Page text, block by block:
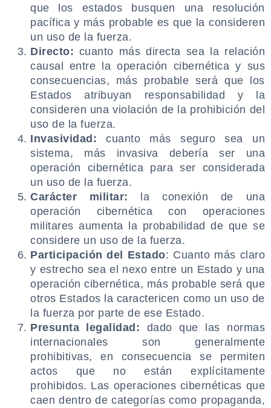
que los estados busquen una resolución
pacífica y más probable es que la consideren
un uso de la fuerza.
Directo: cuanto más directa sea la relación
causal entre la operación cibernética y sus
consecuencias, más probable será que los
Estados atribuyan responsabilidad y la
consideren una violación de la prohibición del
uso de la fuerza.
Invasividad: cuanto más seguro sea un
sistema, más invasiva debería ser una
operación cibernética para ser considerada
un uso de la fuerza.
Carácter militar: la conexión de una
operación cibernética con operaciones
militares aumenta la probabilidad de que se
considere un uso de la fuerza.
Participación del Estado: Cuanto más claro
y estrecho sea el nexo entre un Estado y una
operación cibernética, más probable será que
otros Estados la caractericen como un uso de
la fuerza por parte de ese Estado.
Presunta legalidad: dado que las normas
internacionales son generalmente
prohibitivas, en consecuencia se permiten
actos que no están explícitamente
prohibidos. Las operaciones cibernéticas que
caen dentro de categorías como propaganda,